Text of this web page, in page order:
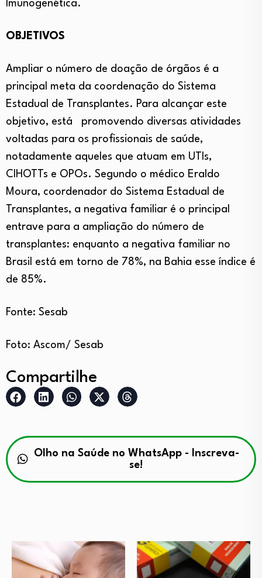
Imunogenética.
OBJETIVOS
Ampliar o número de doação de órgãos é a
principal meta da coordenação do Sistema
Estadual de Transplantes. Para alcançar este
objetivo, está promovendo diversas atividades
voltadas para os profissionais de saúde,
notadamente aqueles que atuam em UTIs,
CIHOTTs e OPOs. Segundo o médico Eraldo
Moura, coordenador do Sistema Estadual de
Transplantes, a negativa familiar é o principal
entrave para a ampliação do número de
transplantes: enquanto a negativa familiar no
Brasil está em torno de 78%, na Bahia esse índice é
de 85%.
Fonte: Sesab
Foto: Ascom/ Sesab
Compartilhe
Olho na Saúde no WhatsApp - Inscreva-
se!